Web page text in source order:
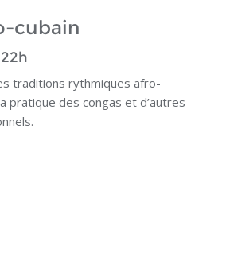
cubain
traditions rythmiques afro-
pratique des congas et d’autres